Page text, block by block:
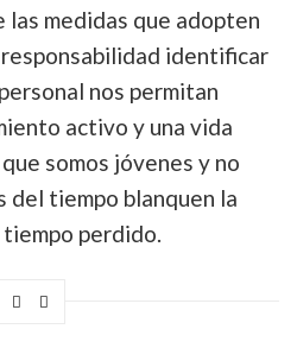
las medidas que adopten
identificar
nos permitan
activo y una vida
somos jóvenes y no
del tiempo blanquen la
perdido.